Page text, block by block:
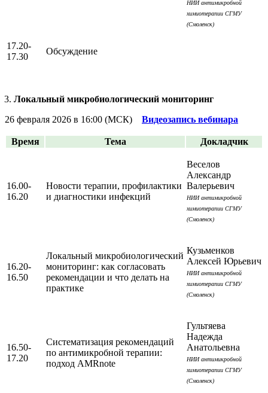
НИИ антимикробной
химиотерапии СГМУ
(Смоленск)
17.20-
17.30
Обсуждение
Локальный микробиологический мониторинг
26 февраля 2026 в 16:00 (МСК) Видеозапись вебинара
Время Тема Докладчик
16.00-
16.20
Новости терапии, профилактики
и диагностики инфекций
Веселов
Александр
Валерьевич
НИИ антимикробной
химиотерапии СГМУ
(Смоленск)
16.20-
16.50
Локальный микробиологический
мониторинг: как согласовать
рекомендации и что делать на
практике
Кузьменков
Алексей Юрьевич
НИИ антимикробной
химиотерапии СГМУ
(Смоленск)
16.50-
17.20
Систематизация рекомендаций
по антимикробной терапии:
подход AMRnote
Гультяева
Надежда
Анатольевна
НИИ антимикробной
химиотерапии СГМУ
(Смоленск)